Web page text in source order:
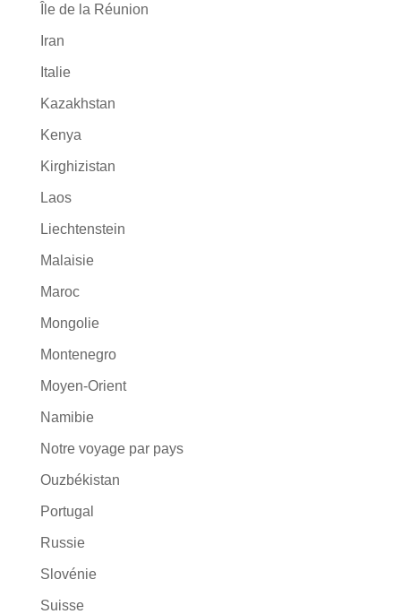
Île de la Réunion
Iran
Italie
Kazakhstan
Kenya
Kirghizistan
Laos
Liechtenstein
Malaisie
Maroc
Mongolie
Montenegro
Moyen-Orient
Namibie
Notre voyage par pays
Ouzbékistan
Portugal
Russie
Slovénie
Suisse